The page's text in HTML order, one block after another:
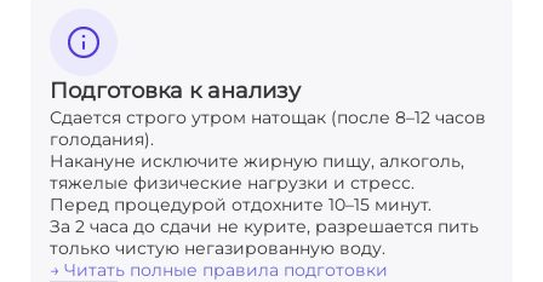
Подготовка к анализу
Сдается строго утром натощак (после 8–12 часов
голодания).
Накануне исключите жирную пищу, алкоголь,
тяжелые физические нагрузки и стресс.
Перед процедурой отдохните 10–15 минут.
За 2 часа до сдачи не курите, разрешается пить
только чистую негазированную воду.
→ Читать полные правила подготовки